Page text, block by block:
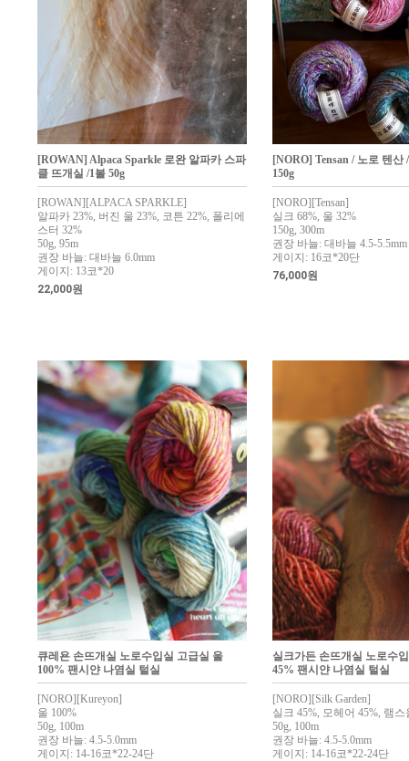
[ROWAN] Alpaca Sparkle 로완 알파카 스파
클 뜨개실 /1볼 50g
[ROWAN][ALPACA SPARKLE]
알파카 23%, 버진 울 23%, 코튼 22%, 폴리에
스터 32%
50g, 95m
권장 바늘: 대바늘 6.0mm
게이지: 13코*20
22,000원
[NORO] Tensan / 노로 텐산
150g
[NORO][Tensan]
실크 68%, 울 32%
150g, 300m
권장 바늘: 대바늘 4.5-5.5mm
게이지: 16코*20단
76,000원
큐레욘 손뜨개실 노로수입실 고급실 울
100% 팬시얀 나염실 털실
[NORO][Kureyon]
울 100%
50g, 100m
권장 바늘: 4.5-5.0mm
게이지: 14-16코*22-24단
실크가든 손뜨개실 노로수
45% 팬시얀 나염실 털실
[NORO][Silk Garden]
실크 45%, 모헤어 45%, 램스
50g, 100m
권장 바늘: 4.5-5.0mm
게이지: 14-16코*22-24단